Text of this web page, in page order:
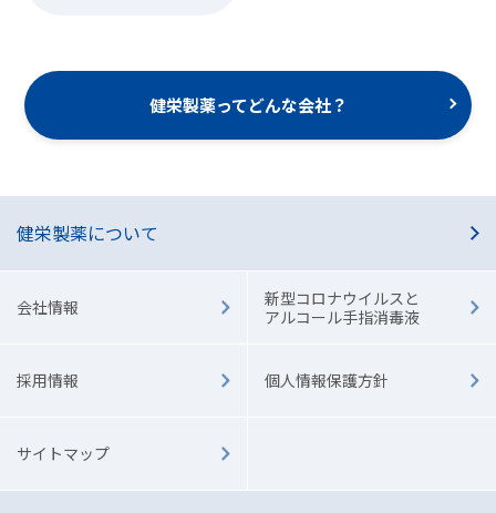
健栄製薬ってどんな会社？
健栄製薬について
会社情報
新型コロナウイルスと
アルコール手指消毒液
採用情報 個人情報保護方針
サイトマップ